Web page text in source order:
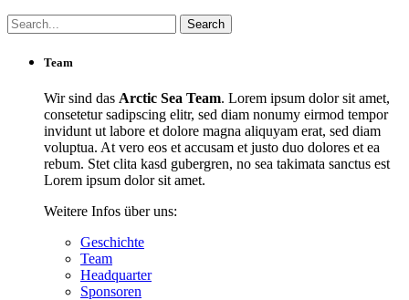
Team
Wir sind das Arctic Sea Team. Lorem ipsum dolor sit amet,
consetetur sadipscing elitr, sed diam nonumy eirmod tempor
invidunt ut labore et dolore magna aliquyam erat, sed diam
voluptua. At vero eos et accusam et justo duo dolores et ea
rebum. Stet clita kasd gubergren, no sea takimata sanctus est
Lorem ipsum dolor sit amet.
Weitere Infos über uns:
Geschichte
Team
Headquarter
Sponsoren